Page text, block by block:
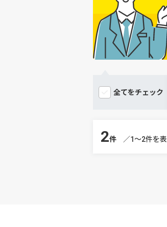
全てをチェック
2件 ／1～2件を